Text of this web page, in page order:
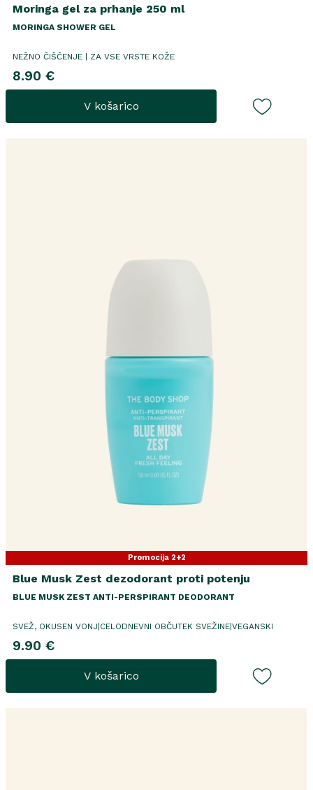
Moringa gel za prhanje 250 ml
MORINGA SHOWER GEL
NEŽNO ČIŠČENJE | ZA VSE VRSTE KOŽE
8.90 €
V košarico
Promocija 2+2
Blue Musk Zest dezodorant proti potenju
BLUE MUSK ZEST ANTI-PERSPIRANT DEODORANT
SVEŽ, OKUSEN VONJ|CELODNEVNI OBČUTEK SVEŽINE|VEGANSKI
9.90 €
V košarico